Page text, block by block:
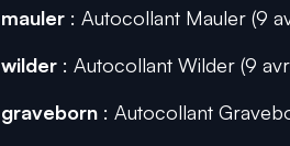
mauler : Autocollant Mauler (9
wilder : Autocollant Wilder (9
graveborn : Autocollant